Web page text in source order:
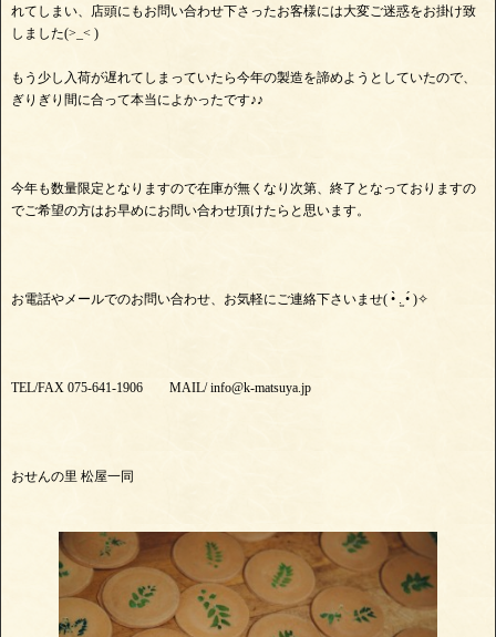
れてしまい、店頭にもお問い合わせ下さったお客様には大変ご迷惑をお掛け致
しました(>_< )
もう少し入荷が遅れてしまっていたら今年の製造を諦めようとしていたので、
ぎりぎり間に合って本当によかったです♪♪
今年も数量限定となりますので在庫が無くなり次第、終了となっておりますの
でご希望の方はお早めにお問い合わせ頂けたらと思います。
お電話やメールでのお問い合わせ、お気軽にご連絡下さいませ( •̀ .̫ •́ )✧
TEL/FAX 075-641-1906 MAIL/ info@k-matsuya.jp
おせんの里 松屋一同